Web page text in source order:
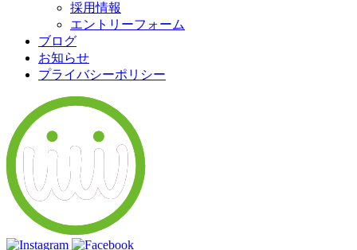
採用情報
エントリーフォーム
ブログ
お知らせ
プライバシーポリシー